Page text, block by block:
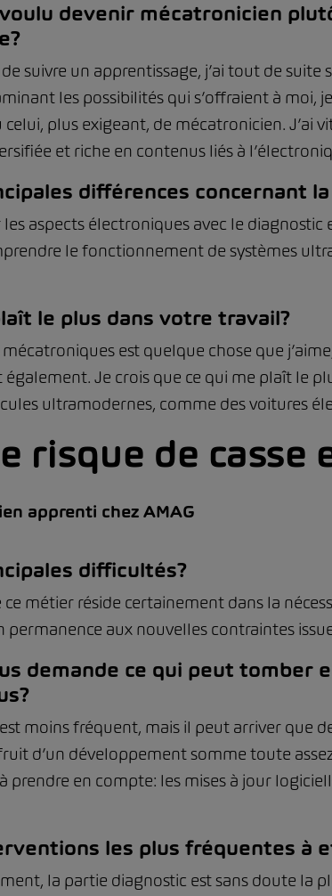
devenir mécatronicien
de suivre un apprentissage, j’ai tout de
les possibilités qui s’offraient à moi,
celui, plus exigeant, de mécatronicien.
et riche en contenus liés à
différences concernant
aspects électroniques avec le
le fonctionnement de systèmes
le plus dans votre travail?
est quelque chose que
Je crois que ce qui me plaît le
ultramodernes, comme des voitures
risque de casse
apprenti chez AMAG
difficultés?
métier réside certainement dans la
permanence aux nouvelles contraintes
demande ce qui peut
moins fréquent, mais il peut arriver que
d’un développement somme toute
en compte: les mises à jour
les plus fréquentes à
la partie diagnostic est sans doute la